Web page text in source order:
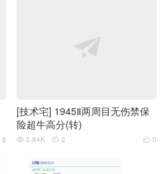
6
[技术宅] 1945Ⅱ两周目无伤禁保
险超牛高分(转)
 0
 3.84K  2